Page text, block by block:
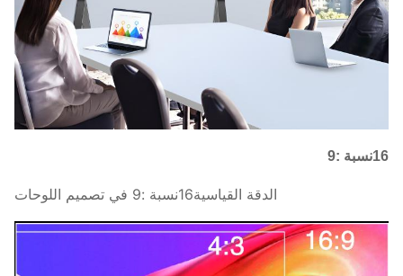
16نسبة :9
الدقة القياسية16نسبة :9 في تصميم اللوحات